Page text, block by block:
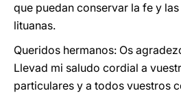
que puedan conservar la fe y
lituanas.
Queridos hermanos: Os
Llevad mi saludo cordial a
particulares y a todos vuestros